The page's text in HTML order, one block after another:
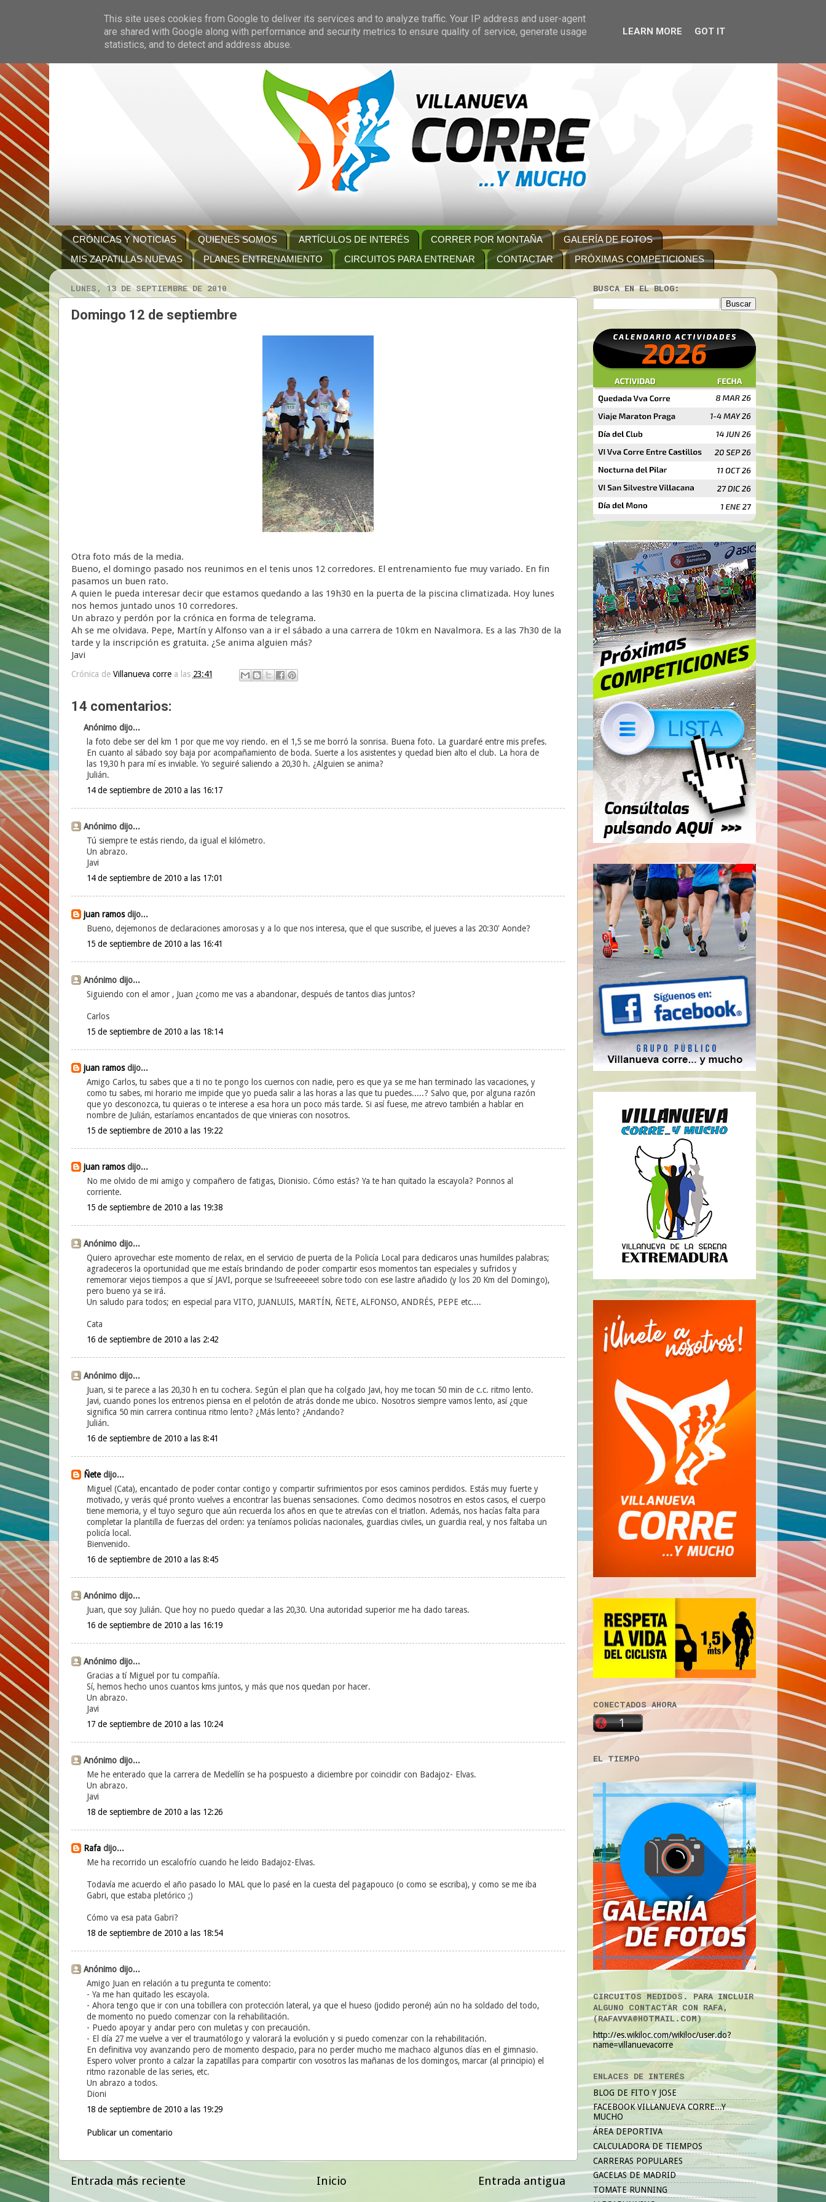
CRÓNICAS Y NOTICIAS QUIENES SOMOS ARTÍCULOS DE INTERÉS CORRER POR MONTAÑA
GALERÍA DE FOTOS
MIS ZAPATILLAS NUEVAS
PLANES ENTRENAMIENTO CIRCUITOS PARA ENTRENAR CONTACTAR PRÓXIMAS COMPETICIONES
LUNES, 13 DE SEPTIEMBRE DE 2010
Domingo 12 de septiembre
Otra foto más de la media.
Bueno, el domingo pasado nos reunimos en el tenis unos 12 corredores. El entrenamiento fue muy variado. En fin
pasamos un buen rato.
A quien le pueda interesar decir que estamos quedando a las 19h30 en la puerta de la piscina climatizada. Hoy lunes
nos hemos juntado unos 10 corredores.
Un abrazo y perdón por la crónica en forma de telegrama.
Ah se me olvidava. Pepe, Martín y Alfonso van a ir el sábado a una carrera de 10km en Navalmora. Es a las 7h30 de la
tarde y la inscripción es gratuita. ¿Se anima alguien más?
Javi
Crónica de Villanueva corre a las 23:41
14 comentarios:
Anónimo dijo...
la foto debe ser del km 1 por que me voy riendo. en el 1,5 se me borró la sonrisa. Buena foto. La guardaré entre mis prefes.
En cuanto al sábado soy baja por acompañamiento de boda. Suerte a los asistentes y quedad bien alto el club. La hora de
las 19,30 h para mí es inviable. Yo seguiré saliendo a 20,30 h. ¿Alguien se anima?
Julián.
14 de septiembre de 2010 a las 16:17
Anónimo dijo...
Tú siempre te estás riendo, da igual el kilómetro.
Un abrazo.
Javi
14 de septiembre de 2010 a las 17:01
juan ramosdijo...
Bueno, dejemonos de declaraciones amorosas y a lo que nos interesa, que el que suscribe, el jueves a las 20:30' Aonde?
15 de septiembre de 2010 a las 16:41
Anónimo dijo...
Siguiendo con el amor , Juan ¿como me vas a abandonar, después de tantos dias juntos?
Carlos
15 de septiembre de 2010 a las 18:14
juan ramosdijo...
Amigo Carlos, tu sabes que a ti no te pongo los cuernos con nadie, pero es que ya se me han terminado las vacaciones, y
como tu sabes, mi horario me impide que yo pueda salir a las horas a las que tu puedes.....? Salvo que, por alguna razón
que yo desconozca, tu quieras o te interese a esa hora un poco más tarde. Si así fuese, me atrevo también a hablar en
nombre de Julián, estaríamos encantados de que vinieras con nosotros.
15 de septiembre de 2010 a las 19:22
juan ramosdijo...
No me olvido de mi amigo y compañero de fatigas, Dionisio. Cómo estás? Ya te han quitado la escayola? Ponnos al
corriente.
15 de septiembre de 2010 a las 19:38
Anónimo dijo...
Quiero aprovechar este momento de relax, en el servicio de puerta de la Policía Local para dedicaros unas humildes palabras;
agradeceros la oportunidad que me estaís brindando de poder compartir esos momentos tan especiales y sufridos y
rememorar viejos tiempos a que sí JAVI, porque se !sufreeeeee! sobre todo con ese lastre añadido (y los 20 Km del Domingo),
pero bueno ya se irá.
Un saludo para todos; en especial para VITO, JUANLUIS, MARTÍN, ÑETE, ALFONSO, ANDRÉS, PEPE etc....
Cata
16 de septiembre de 2010 a las 2:42
Anónimo dijo...
Juan, si te parece a las 20,30 h en tu cochera. Según el plan que ha colgado Javi, hoy me tocan 50 min de c.c. ritmo lento.
Javi, cuando pones los entrenos piensa en el pelotón de atrás donde me ubico. Nosotros siempre vamos lento, así ¿que
significa 50 min carrera continua ritmo lento? ¿Más lento? ¿Andando?
Julián.
16 de septiembre de 2010 a las 8:41
Ñetedijo...
Miguel (Cata), encantado de poder contar contigo y compartir sufrimientos por esos caminos perdidos. Estás muy fuerte y
motivado, y verás qué pronto vuelves a encontrar las buenas sensaciones. Como decimos nosotros en estos casos, el cuerpo
tiene memoria, y el tuyo seguro que aún recuerda los años en que te atrevías con el triatlon. Además, nos hacías falta para
completar la plantilla de fuerzas del orden: ya teníamos policías nacionales, guardias civiles, un guardia real, y nos faltaba un
policía local.
Bienvenido.
16 de septiembre de 2010 a las 8:45
Anónimo dijo...
Juan, que soy Julián. Que hoy no puedo quedar a las 20,30. Una autoridad superior me ha dado tareas.
16 de septiembre de 2010 a las 16:19
Anónimo dijo...
Gracias a tí Miguel por tu compañía.
Sí, hemos hecho unos cuantos kms juntos, y más que nos quedan por hacer.
Un abrazo.
Javi
17 de septiembre de 2010 a las 10:24
Anónimo dijo...
Me he enterado que la carrera de Medellín se ha pospuesto a diciembre por coincidir con Badajoz- Elvas.
Un abrazo.
Javi
18 de septiembre de 2010 a las 12:26
Rafadijo...
Me ha recorrido un escalofrío cuando he leido Badajoz-Elvas.
Todavía me acuerdo el año pasado lo MAL que lo pasé en la cuesta del pagapouco (o como se escriba), y como se me iba
Gabri, que estaba pletórico ;)
Cómo va esa pata Gabri?
18 de septiembre de 2010 a las 18:54
Anónimo dijo...
Amigo Juan en relación a tu pregunta te comento:
- Ya me han quitado les escayola.
- Ahora tengo que ir con una tobillera con protección lateral, ya que el hueso (jodido peroné) aún no ha soldado del todo,
de momento no puedo comenzar con la rehabilitación.
- Puedo apoyar y andar pero con muletas y con precaución.
- El día 27 me vuelve a ver el traumatólogo y valorará la evolución y si puedo comenzar con la rehabilitación.
En definitiva voy avanzando pero de momento despacio, para no perder mucho me machaco algunos días en el gimnasio.
Espero volver pronto a calzar la zapatillas para compartir con vosotros las mañanas de los domingos, marcar (al principio) el
ritmo razonable de las series, etc.
Un abrazo a todos.
Dioni
18 de septiembre de 2010 a las 19:29
Publicar un comentario
Entrada más reciente Entrada antigua
Inicio
BUSCA EN EL BLOG:
CONECTADOS AHORA
EL TIEMPO
CIRCUITOS MEDIDOS. PARA INCLUIR
ALGUNO CONTACTAR CON RAFA,
(RAFAVVA@HOTMAIL.COM)
http://es.wikiloc.com/wikiloc/user.do?
name=villanuevacorre
ENLACES DE INTERÉS
BLOG DE FITO Y JOSE
FACEBOOK VILLANUEVA CORRE...Y
MUCHO
ÁREA DEPORTIVA
CALCULADORA DE TIEMPOS
CARRERAS POPULARES
GACELAS DE MADRID
TOMATE RUNNING
This site uses cookies from Google to deliver its services and to analyze traffic. Your IP address and user-agent
are shared with Google along with performance and security metrics to ensure quality of service, generate usage
statistics, and to detect and address abuse.
LEARN MORE GOT IT